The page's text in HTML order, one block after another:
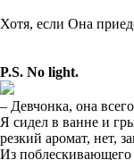
Хотя, если Она
P.S. No light.
– Девчонка, она
Я сидел в ванне и
резкий аромат, нет,
Из поблескивающего